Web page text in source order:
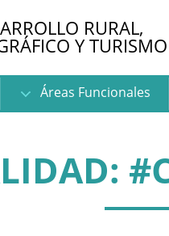
RURAL,
Y TURISMO
Áreas Funcionales